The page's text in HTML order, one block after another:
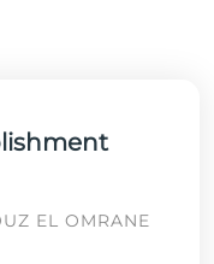
EL OMRANE